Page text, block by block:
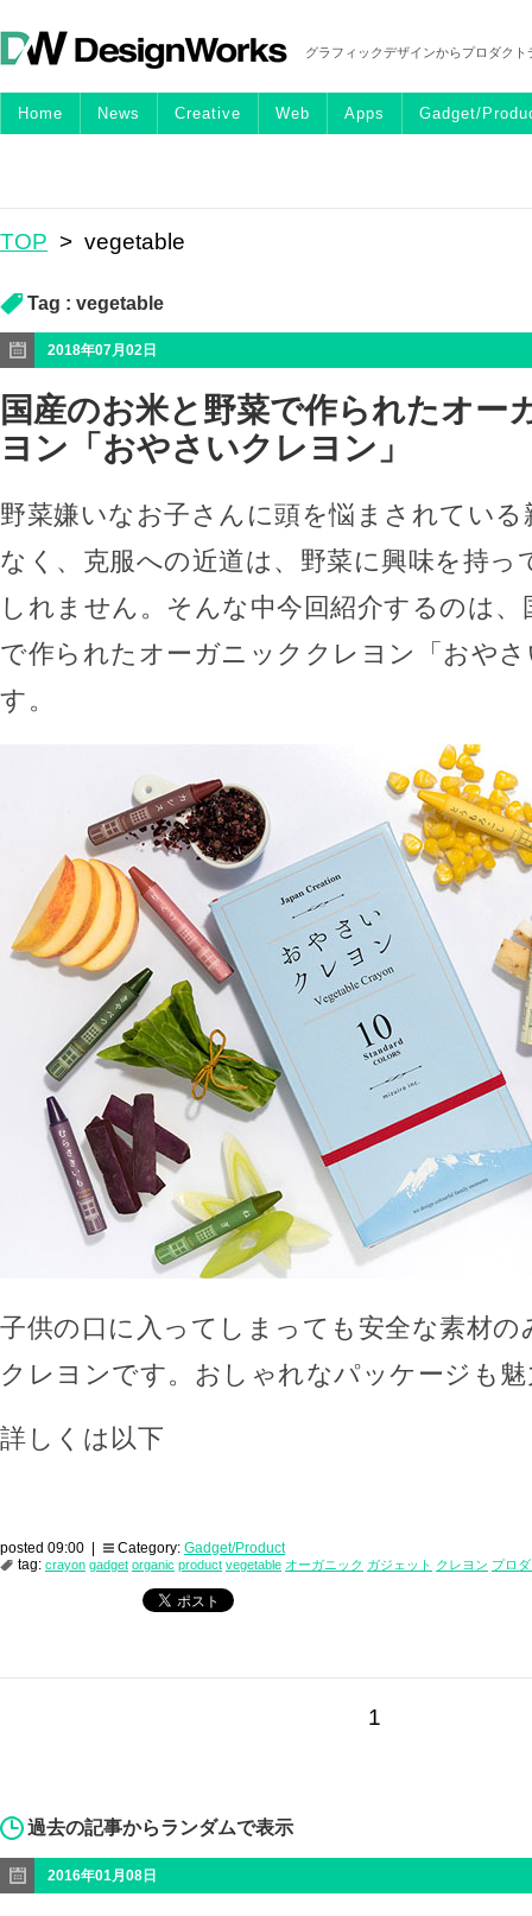
グラフィックデザインからプロダク
Home News Creative Web Apps Gadget/
TOP > vegetable
Tag : vegetable
2018年07月02日
国産のお米と野菜で作られたオー
ヨン「おやさいクレヨン」
野菜嫌いなお子さんに頭を悩まされてい
なく、克服への近道は、野菜に興味を持っ
しれません。そんな中今回紹介するのは、
で作られたオーガニッククレヨン「おや
す。
子供の口に入ってしまっても安全な素材
クレヨンです。おしゃれなパッケージも
詳しくは以下
posted 09:00 | Category: Gadget/Product
tag: crayon gadget organic product vegetable オーガニック ガジェット クレヨン プロ
1
過去の記事からランダムで表示
2016年01月08日